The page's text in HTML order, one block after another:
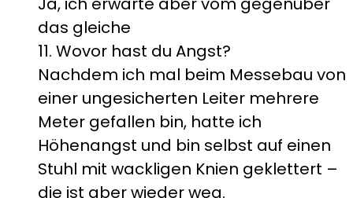
das gleiche
11. Wovor hast du Angst?
Nachdem ich mal beim Messebau von
einer ungesicherten Leiter mehrere
Meter gefallen bin, hatte ich
Höhenangst und bin selbst auf einen
Stuhl mit wackligen Knien geklettert –
die ist aber wieder weg.